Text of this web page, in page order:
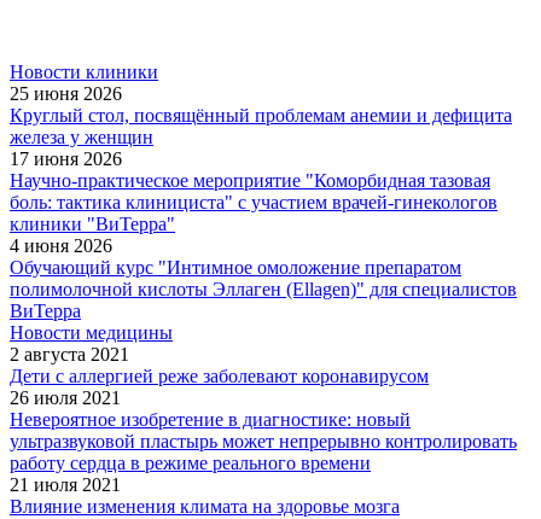
Новости клиники
25 июня 2026
Круглый стол, посвящённый проблемам анемии и дефицита
железа у женщин
17 июня 2026
Научно-практическое мероприятие "Коморбидная тазовая
боль: тактика клинициста" с участием врачей-гинекологов
клиники "ВиТерра"
4 июня 2026
Обучающий курс "Интимное омоложение препаратом
полимолочной кислоты Эллаген (Ellagen)" для специалистов
ВиТерра
Новости медицины
2 августа 2021
Дети с аллергией реже заболевают коронавирусом
26 июля 2021
Невероятное изобретение в диагностике: новый
ультразвуковой пластырь может непрерывно контролировать
работу сердца в режиме реального времени
21 июля 2021
Влияние изменения климата на здоровье мозга